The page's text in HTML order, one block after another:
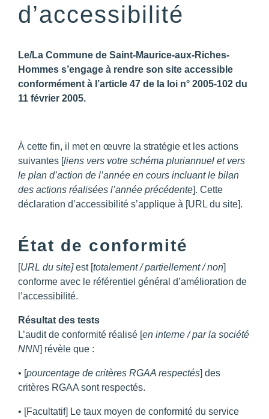
d’accessibilité
Le/La Commune de Saint-Maurice-aux-Riches-
Hommes s’engage à rendre son site accessible
conformément à l’article 47 de la loi n° 2005-102 du
11 février 2005.
À cette fin, il met en œuvre la stratégie et les actions
suivantes [liens vers votre schéma pluriannuel et vers
le plan d’action de l’année en cours incluant le bilan
des actions réalisées l’année précédente]. Cette
déclaration d’accessibilité s’applique à [URL du site].
État de conformité
[URL du site]est [totalement / partiellement / non]
conforme avec le référentiel général d’amélioration de
l’accessibilité.
Résultat des tests
L’audit de conformité réalisé [en interne / par la société
NNN] révèle que :
• [pourcentage de critères RGAA respectés] des
critères RGAA sont respectés.
• [Facultatif] Le taux moyen de conformité du service